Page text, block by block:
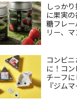
しっか
に果実
糖フレ
リー、
コンビ
に！コ
チーフ
『ジム